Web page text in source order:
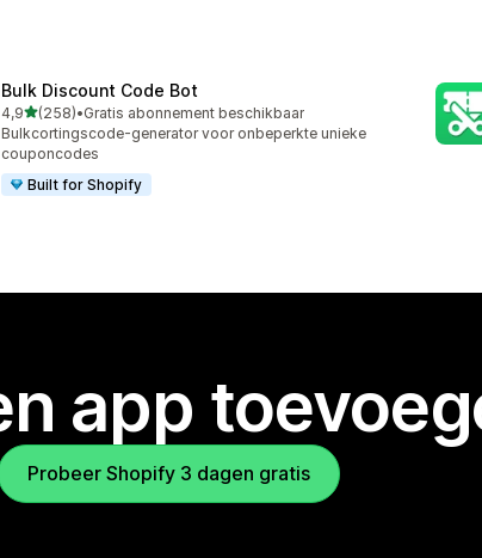
Bulk Discount Code Bot
4,9van 5 sterren
(258)
258 recensies in totaal
•Gratis abonnement beschikbaar
Bulkcortingscode-generator voor onbeperkte unieke
couponcodes
Built for Shopify
app
Probeer Shopify 3 dagen gratis